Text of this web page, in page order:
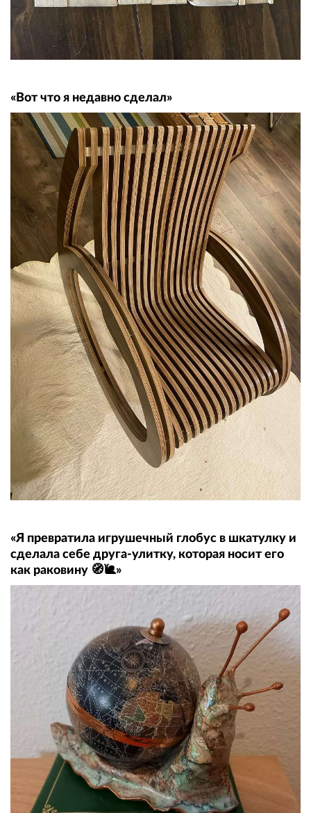
«Вот что я недавно сделал»
«Я превратила игрушечный глобус в шкатулку и
сделала себе друга-улитку, которая носит его
как раковину 🧭🐌»